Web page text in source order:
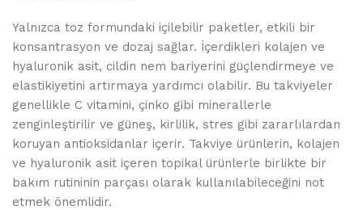
Yalnızca toz formundaki içilebilir paketler, etkili bir
konsantrasyon ve dozaj sağlar. İçerdikleri kolajen ve
hyaluronik asit, cildin nem bariyerini güçlendirmeye ve
elastikiyetini artırmaya yardımcı olabilir. Bu takviyeler
genellikle C vitamini, çinko gibi minerallerle
zenginleştirilir ve güneş, kirlilik, stres gibi zararlılardan
koruyan antioksidanlar içerir. Takviye ürünlerin, kolajen
ve hyaluronik asit içeren topikal ürünlerle birlikte bir
bakım rutininin parçası olarak kullanılabileceğini not
etmek önemlidir.